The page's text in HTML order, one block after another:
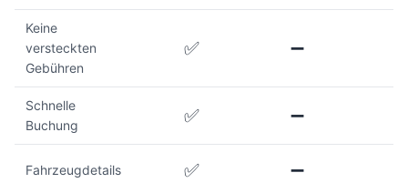
Keine
versteckten
Gebühren
✅ ➖
Schnelle
Buchung
✅ ➖
Fahrzeugdetails ✅ ➖